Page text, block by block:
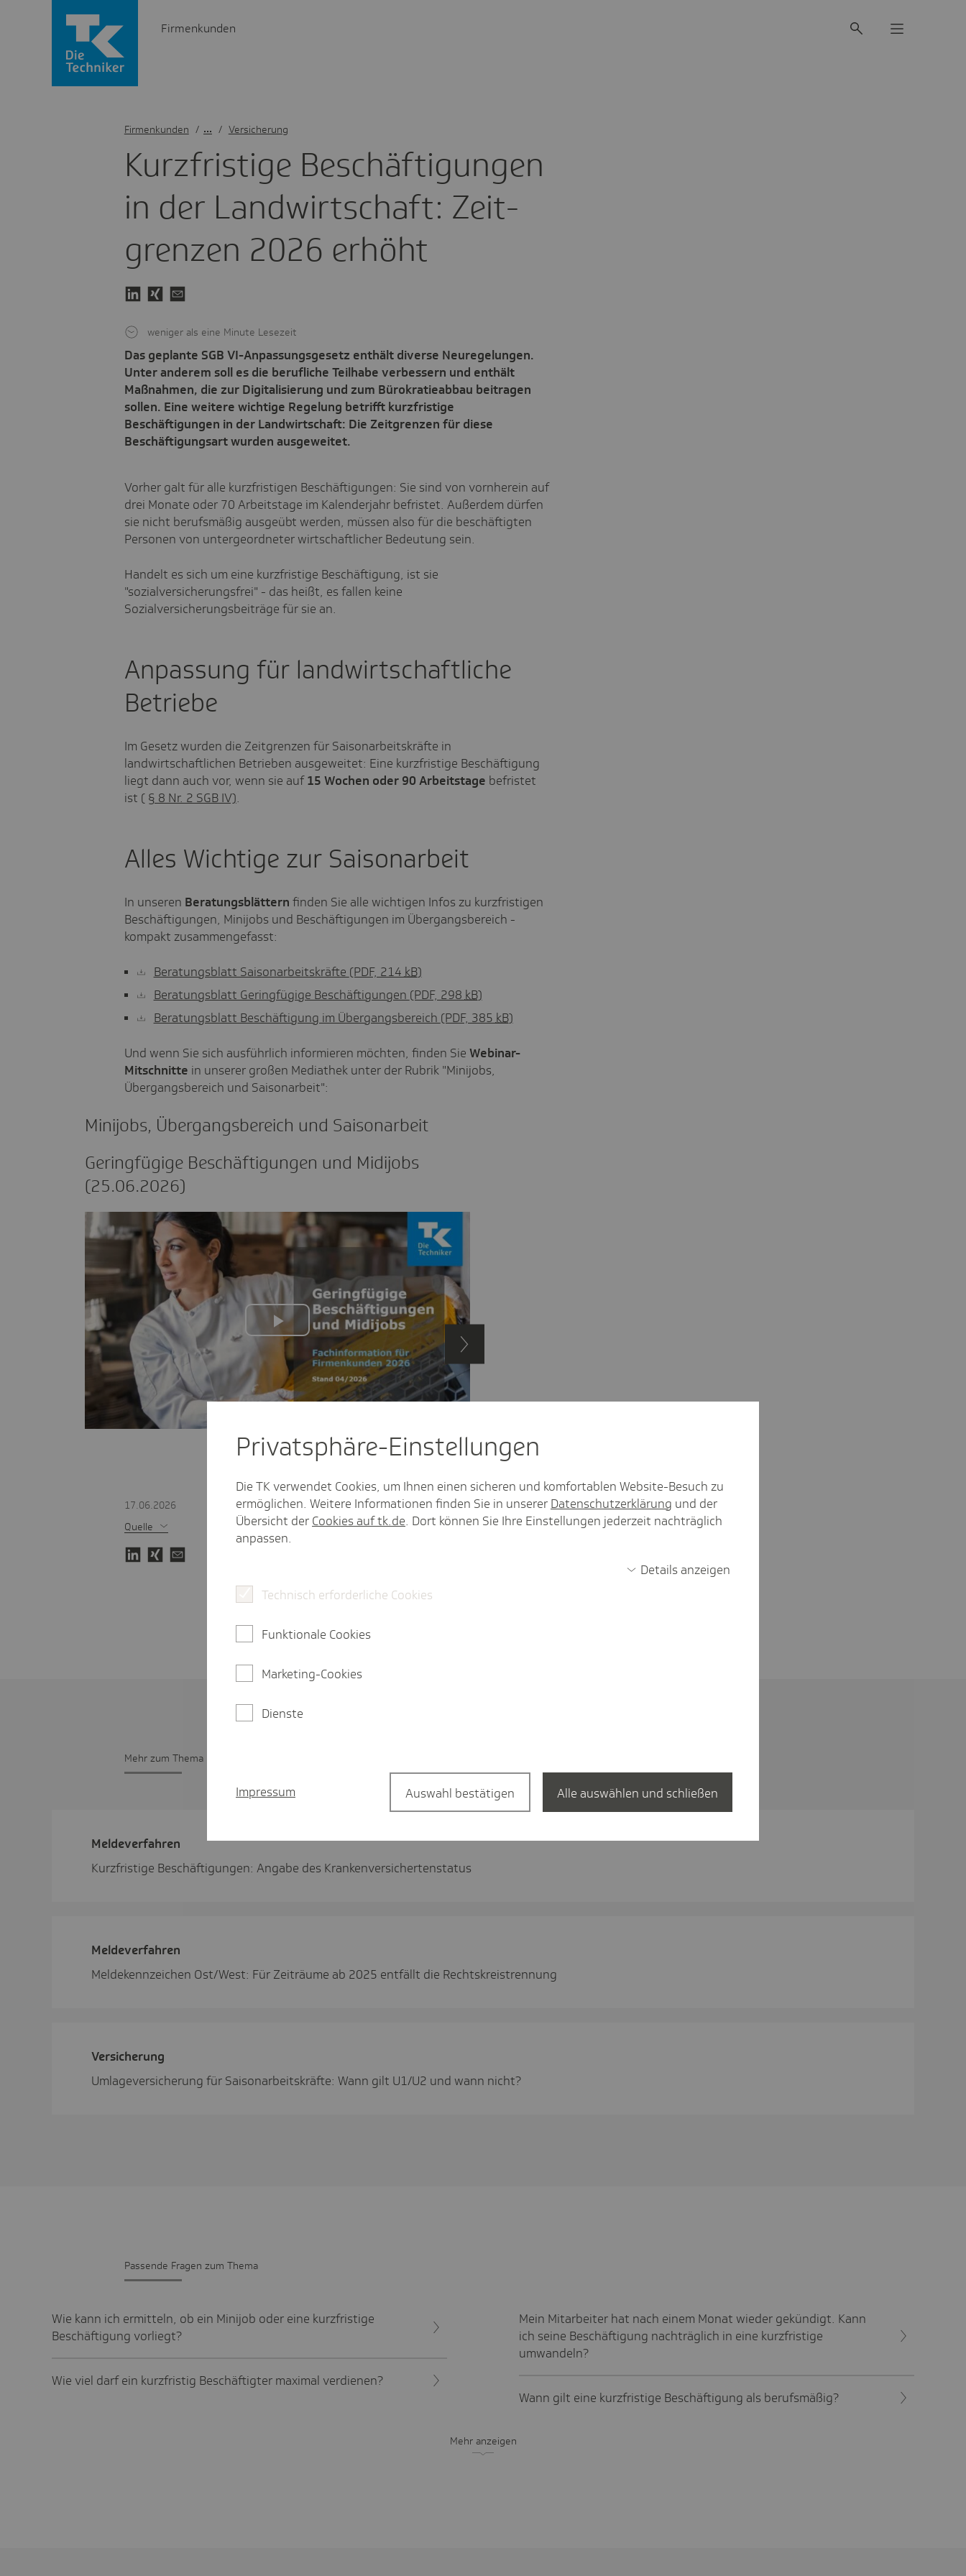
Firmenkunden
Kurz­fris­tige Beschäf­ti­gungen
in der Land­wirt­schaft: Zeit­
grenzen 2026 erhöht
Das geplante SGB VI-Anpassungsgesetz enthält diverse Neuregelungen.
Unter anderem soll es die berufliche Teilhabe verbessern und enthält
Maßnahmen, die zur Digitalisierung und zum Bürokratieabbau beitragen
sollen. Eine weitere wichtige Regelung betrifft kurzfristige
Beschäftigungen in der Landwirtschaft: Die Zeitgrenzen für diese
Beschäftigungsart wurden ausgeweitet.
weniger als eine Minute Lesezeit
Firmenkunden / Versicherung
Vorher galt für alle kurzfristigen Beschäftigungen: Sie sind von vornherein auf
drei Monate oder 70 Arbeitstage im Kalenderjahr befristet. Außerdem dürfen
sie nicht berufsmäßig ausgeübt werden, müssen also für die beschäftigten
Personen von untergeordneter wirtschaftlicher Bedeutung sein.
Handelt es sich um eine kurzfristige Beschäftigung, ist sie
"sozialversicherungsfrei" - das heißt, es fallen keine
Sozialversicherungsbeiträge für sie an.
Anpassung für landwirtschaftliche
Betriebe
Im Gesetz wurden die Zeitgrenzen für Saisonarbeitskräfte in
landwirtschaftlichen Betrieben ausgeweitet: Eine kurzfristige Beschäftigung
liegt dann auch vor, wenn sie auf15 Wochen oder 90 Arbeitstage befristet
ist ( § 8 Nr. 2 SGB IV).
Alles Wichtige zur Saisonarbeit
In unseren Beratungsblättern finden Sie alle wichtigen Infos zu kurzfristigen
Beschäftigungen, Minijobs und Beschäftigungen im Übergangsbereich -
kompakt zusammengefasst:
Beratungsblatt Saisonarbeitskräfte (PDF, 214kB)
Beratungsblatt Geringfügige Beschäftigungen (PDF, 298kB)
Beratungsblatt Beschäftigung im Übergangsbereich (PDF, 385kB)
Und wenn Sie sich ausführlich informieren möchten, finden Sie Webinar-
Mitschnitte in unserer großen Mediathek unter der Rubrik "Minijobs,
Übergangsbereich und Saisonarbeit":
Mini­jobs, Über­gangs­be­reich und Saison­ar­beit
Gering­fü­gige Beschäf­ti­gungen und Midi­jobs
(25.06.2026)
Play
Video
Begrüßung /
Vorstellung / Agenda
Geringfügige
Beschäftigungen
Geringfügig entlohnte
Beschäftigungen
17.06.2026
Quelle
Mehr zum Thema
Melde­ver­fahren
Kurzfristige Beschäftigungen: Angabe des Krankenversichertenstatus
Melde­ver­fahren
Meldekennzeichen Ost/West: Für Zeiträume ab 2025 entfällt die Rechtskreistrennung
Versi­che­rung
Umlageversicherung für Saisonarbeitskräfte: Wann gilt U1/U2 und wann nicht?
Passende Fragen zum Thema
Wie kann ich ermitteln, ob ein Minijob oder eine kurzfristige
Beschäftigung vorliegt?
Wie viel darf ein kurzfristig Beschäftigter maximal verdienen?
Mein Mitarbeiter hat nach einem Monat wieder gekündigt. Kann
ich seine Beschäftigung nachträglich in eine kurzfristige
umwandeln?
Wann gilt eine kurzfristige Beschäftigung als berufsmäßig?
Mehr anzeigen
Privat­sphäre-Einstel­lungen
Die TK verwendet Cookies, um Ihnen einen sicheren und komfortablen Website-Besuch zu
ermöglichen. Weitere Informationen finden Sie in unserer Datenschutzerklärung und der
Übersicht der Cookies auf tk.de. Dort können Sie Ihre Einstellungen jederzeit nachträglich
anpassen.
Details anzeigen
Technisch erforderliche Cookies
Funktionale Cookies
Marketing-Cookies
Dienste
Impressum Auswahl bestätigen Alle auswählen und schließen